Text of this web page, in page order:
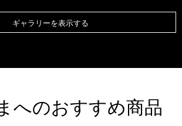
ギャラリーを表示する
へのおすすめ商品